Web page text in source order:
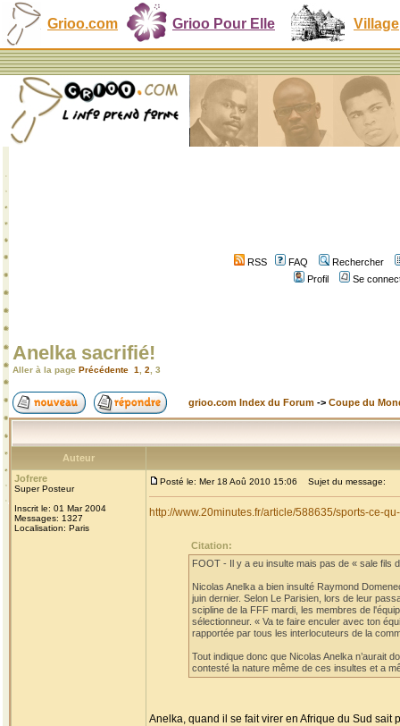
Grioo.com Grioo Pour Elle Village
RSS FAQ
Rechercher
Profil
Se
Anelka sacrifié!
Aller à la page Précédente 1 2 3
grioo.com Index du Forum -> Coupe du
Auteur
Jofrere
Super Posteur
Inscrit le: 01 Mar 2004
Messages: 1327
Localisation: Paris
Posté le: Mer 18 Aoû 2010 15:06 Sujet du message:
http://www.20minutes.fr/article/588635/sports-ce-
Citation:
FOOT - Il y a eu insulte mais pas de « sale fils
Nicolas Anelka a bien insulté Raymond
juin dernier. Selon Le Parisien, lors de leur
scipline de la FFF mardi, les membres de
sélectionneur. « Va te faire enculer avec ton
rapportée par tous les interlocuteurs de la
Tout indique donc que Nicolas Anelka n’aurait
contesté la nature même de ces insultes et a
Anelka, quand il se fait virer en Afrique du Sud